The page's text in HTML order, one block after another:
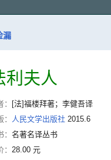
漏
利夫人
[法]福楼拜著；李健吾译
： 人民文学出版社 2015.6
： 名著名译丛书
： 28.00 元